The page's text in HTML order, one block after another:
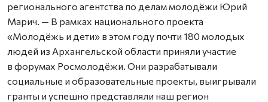
регионального агентства по делам молодёжи Юрий
Марич. — В рамках национального проекта
«Молодёжь и дети» в этом году почти 180 молодых
людей из Архангельской области приняли участие
в форумах Росмолодёжи. Они разрабатывали
социальные и образовательные проекты, выигрывали
гранты и успешно представляли наш регион